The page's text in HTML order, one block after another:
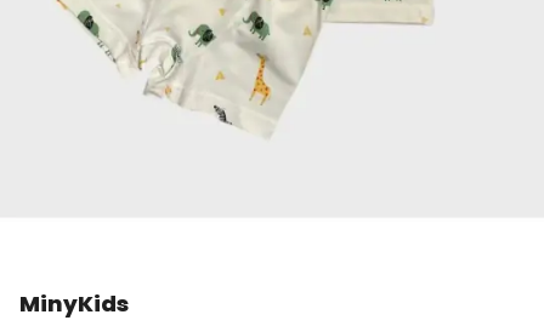
MinyKids